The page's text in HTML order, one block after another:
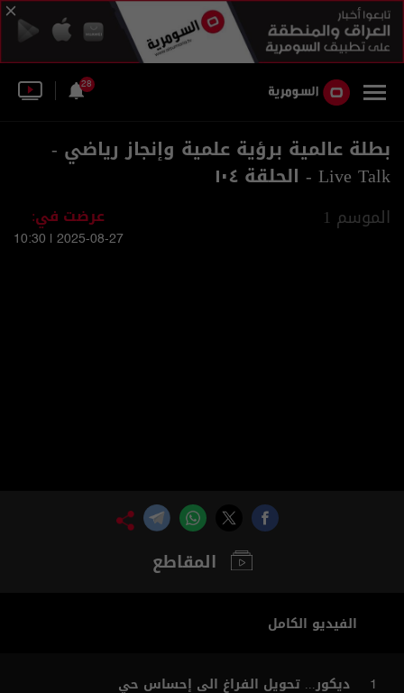
28
بطلة عالمية برؤية علمية وإنجاز رياضي -
Live Talk - الحلقة ١٠٤
الموسم 1 عرضت في:
2025-08-27 | 10:30
المقاطع
الفيديو الكامل
1 ديكور... تحويل الفراغ الى إحساس حي